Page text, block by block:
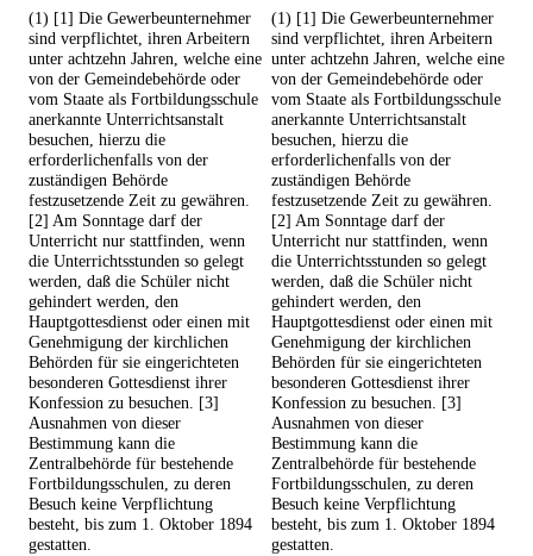
(1) [1] Die Gewerbeunternehmer
sind verpflichtet, ihren Arbeitern
unter achtzehn Jahren, welche eine
von der Gemeindebehörde oder
vom Staate als Fortbildungsschule
anerkannte Unterrichtsanstalt
besuchen, hierzu die
erforderlichenfalls von der
zuständigen Behörde
festzusetzende Zeit zu gewähren.
[2] Am Sonntage darf der
Unterricht nur stattfinden, wenn
die Unterrichtsstunden so gelegt
werden, daß die Schüler nicht
gehindert werden, den
Hauptgottesdienst oder einen mit
Genehmigung der kirchlichen
Behörden für sie eingerichteten
besonderen Gottesdienst ihrer
Konfession zu besuchen. [3]
Ausnahmen von dieser
Bestimmung kann die
Zentralbehörde für bestehende
Fortbildungsschulen, zu deren
Besuch keine Verpflichtung
besteht, bis zum 1. Oktober 1894
gestatten.
(1) [1] Die Gewerbeunternehmer
sind verpflichtet, ihren Arbeitern
unter achtzehn Jahren, welche eine
von der Gemeindebehörde oder
vom Staate als Fortbildungsschule
anerkannte Unterrichtsanstalt
besuchen, hierzu die
erforderlichenfalls von der
zuständigen Behörde
festzusetzende Zeit zu gewähren.
[2] Am Sonntage darf der
Unterricht nur stattfinden, wenn
die Unterrichtsstunden so gelegt
werden, daß die Schüler nicht
gehindert werden, den
Hauptgottesdienst oder einen mit
Genehmigung der kirchlichen
Behörden für sie eingerichteten
besonderen Gottesdienst ihrer
Konfession zu besuchen. [3]
Ausnahmen von dieser
Bestimmung kann die
Zentralbehörde für bestehende
Fortbildungsschulen, zu deren
Besuch keine Verpflichtung
besteht, bis zum 1. Oktober 1894
gestatten.